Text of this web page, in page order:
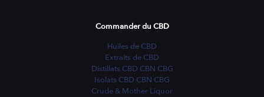
Commander du CBD
Huiles de CBD
Extraits de CBD
Distillats CBD CBN CBG
Isolats CBD CBN CBG
Crude & Mother Liquor